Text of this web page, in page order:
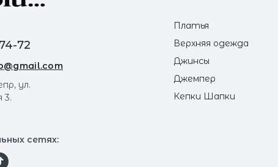
72
ул.
3.
сетях:
Платья
Верхняя одежда
Джинсы
Джемпер
Кепки Шапки